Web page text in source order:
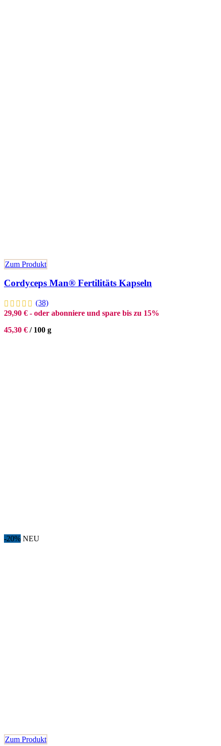
Zum Produkt
Cordyceps Man® Fertilitäts Kapseln
(38)
29,90 € - oder abonniere und spare bis zu 15%
45,30 € / 100 g
-20% NEU
Zum Produkt